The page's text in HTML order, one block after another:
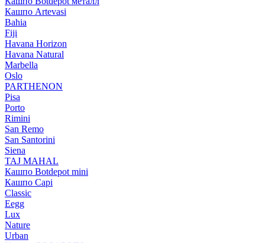
Кашпо Artevasi
Bahia
Fiji
Havana Horizon
Havana Natural
Marbella
Oslo
PARTHENON
Pisa
Porto
Rimini
San Remo
San Santorini
Siena
TAJ MAHAL
Кашпо Botdepot mini
Кашпо Capi
Classic
Eegg
Lux
Nature
Urban